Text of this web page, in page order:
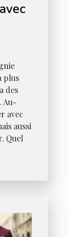
plus
des
Au-
avec
aussi
Quel